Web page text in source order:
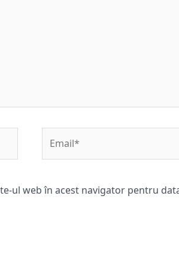
ul web în acest navigator pentru